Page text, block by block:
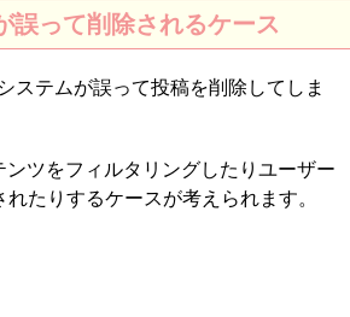
誤って削除されるケース
ステムが誤って投稿を削除してしま
ツをフィルタリングしたりユーザー
たりするケースが考えられます。